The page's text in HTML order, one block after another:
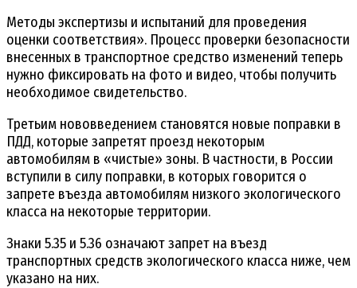
Методы экспертизы и испытаний для проведения
оценки соответствия». Процесс проверки безопасности
внесенных в транспортное средство изменений теперь
нужно фиксировать на фото и видео, чтобы получить
необходимое свидетельство.
Третьим нововведением становятся новые поправки в
ПДД, которые запретят проезд некоторым
автомобилям в «чистые» зоны. В частности, в России
вступили в силу поправки, в которых говорится о
запрете въезда автомобилям низкого экологического
класса на некоторые территории.
Знаки 5.35 и 5.36 означают запрет на въезд
транспортных средств экологического класса ниже, чем
указано на них.